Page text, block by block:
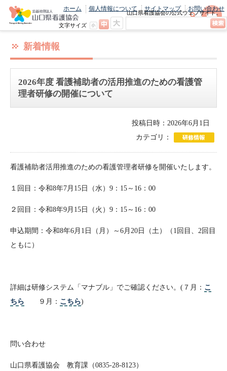
山口県看護協会の公式ウェブサイト。
最新のニュースやお知らせをいち早くお
ホーム 個人情報について サイトマップ お問い合わせ
文字サイズ
新着情報
2026年度 看護補助者の活用推進のための看護管
理者研修の開催について
投稿日時：2026年6月1日
カテゴリ：
看護補助者活用推進のための看護管理者研修を開催いたします。
１回目：令和8年7月15日（水）9：15～16：00
２回目：令和8年9月15日（火）9：15～16：00
申込期間：令和8年6月1日（月）～6月20日（土）（1回目、2回目
ともに）
詳細は研修システム「マナブル」でご確認ください。(７月： こ
ちら ９月： こちら)
問い合わせ
山口県看護協会 教育課（0835-28-8123）